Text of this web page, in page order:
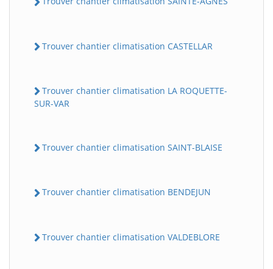
Trouver chantier climatisation CASTELLAR
Trouver chantier climatisation LA ROQUETTE-
SUR-VAR
Trouver chantier climatisation SAINT-BLAISE
Trouver chantier climatisation BENDEJUN
Trouver chantier climatisation VALDEBLORE